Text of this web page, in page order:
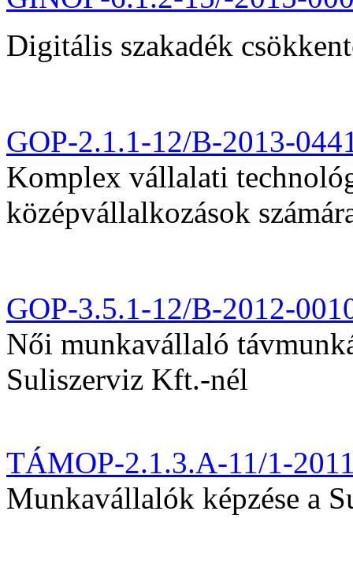
Digitális szakadék
GOP-2.1.1-12/B-2013-
Komplex vállalati
középvállalkozások
GOP-3.5.1-12/B-2012-
Női munkavállaló
Suliszerviz Kft.-nél
TÁMOP-2.1.3.A-11/1-
Munkavállalók képzése a